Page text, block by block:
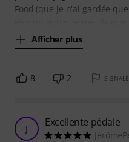
Food (que je n'ai gardée
Afficher plus
8 2
J Excellente pédale